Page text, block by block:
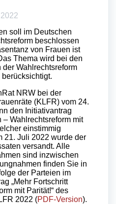
soll im Deutschen
beschlossen
von Frauen ist
Thema wird bei den
Wahlrechtsreform
NRW bei der
(KLFR) vom 24.
den Initiativantrag
– Wahlrechtsreform mit
einstimmig
21. Juli 2022 wurde der
versandt. Alle
sind inzwischen
finden Sie in
der Parteien im
„Mehr Fortschritt
mit Parität!“ des
2022 (PDF-Version).